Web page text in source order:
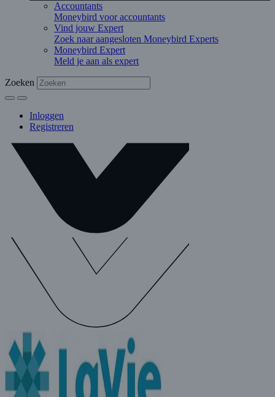
Accountants
Moneybird voor accountants
Vind jouw Expert
Zoek naar aangesloten Moneybird Experts
Moneybird Expert
Meld je aan als expert
Zoeken
Inloggen
Registreren